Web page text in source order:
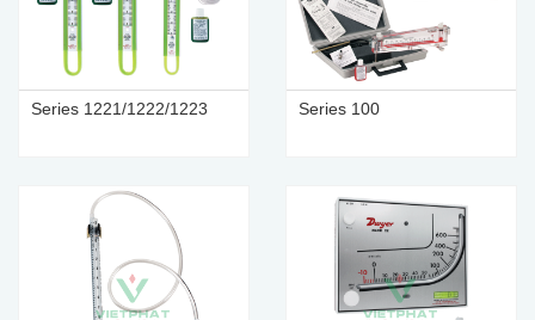
Series 1221/1222/1223 Series 100